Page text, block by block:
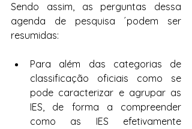
Sendo assim, as perguntas dessa
agenda de pesquisa ´podem ser
resumidas:
Para além das categorias de
classificação oficiais como se
pode caracterizar e agrupar as
IES, de forma a compreender
como as IES efetivamente